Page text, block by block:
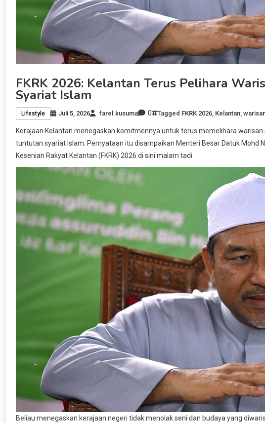
FKRK 2026: Kelantan Terus Pelihara
Syariat Islam
Lifestyle Juli 5, 2026 farel.kusuma 0 Tagged FKRK 2026 Kelantan
Kerajaan Kelantan menegaskan komitmennya untuk terus memelihara
tuntutan syariat Islam. Pernyataan itu disampaikan Menteri Besar Datuk Mohd
Kesenian Rakyat Kelantan (FKRK) 2026 di sini malam tadi.
Beliau menegaskan kerajaan negeri tidak menolak seni dan budaya yang